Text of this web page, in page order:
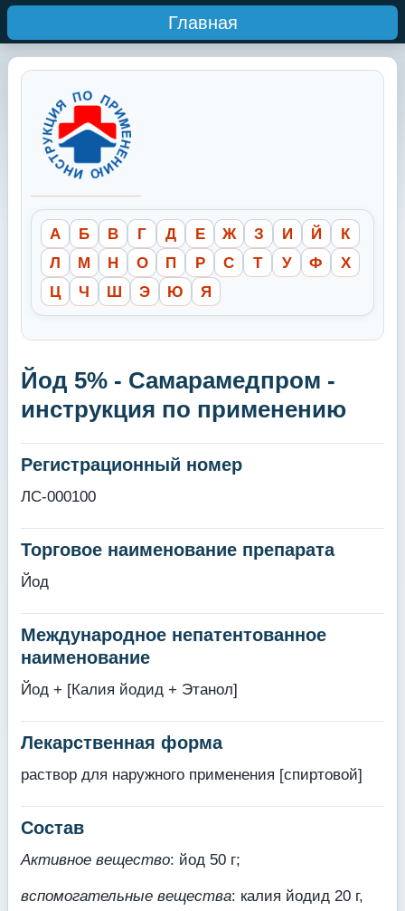
Главная
А Б В Г Д Е Ж З И Й
К
Л
М Н О П Р С Т У Ф
Х
Ц
Ч Ш Э Ю Я
Йод 5% - Самарамедпром -
инструкция по применению
Регистрационный номер
ЛС-000100
Торговое наименование препарата
Йод
Международное непатентованное
наименование
Йод + [Калия йодид + Этанол]
Лекарственная форма
раствор для наружного применения [спиртовой]
Состав
Активное вещество: йод 50 г;
вспомогательные вещества: калия йодид 20 г,